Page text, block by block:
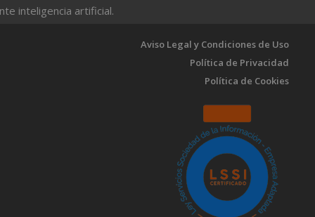
inteligencia artificial.
Aviso Legal y Condiciones de Uso
Política de Privacidad
Política de Cookies